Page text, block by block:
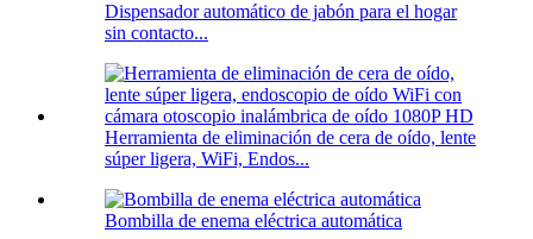
Dispensador automático de jabón para el hogar
sin contacto...
Herramienta de eliminación de cera de oído, lente
súper ligera, WiFi, Endos...
Bombilla de enema eléctrica automática